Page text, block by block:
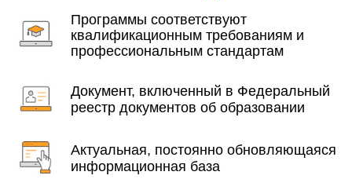
Программы соответствуют
квалификационным требованиям и
профессиональным стандартам
Документ, включенный в Федеральный
реестр документов об образовании
Актуальная, постоянно обновляющаяся
информационная база